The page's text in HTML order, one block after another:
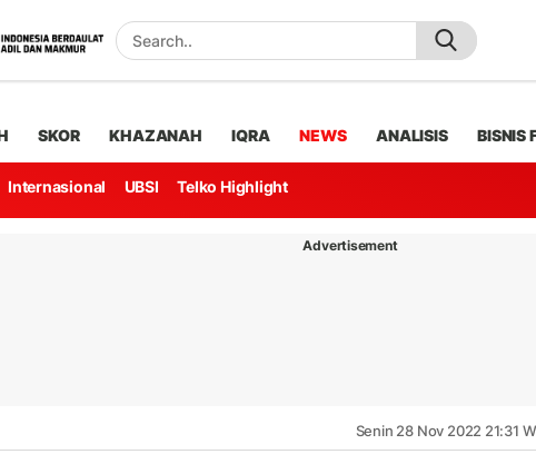
SKOR KHAZANAH IQRA NEWS ANALISIS BISNIS
Internasional UBSI Telko Highlight
Advertisement
Senin 28 Nov 2022 21:31